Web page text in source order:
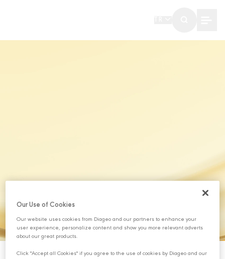
Our Use of Cookies
Our website uses cookies from Diageo and our partners to enhance your
user experience, personalize content and show you more relevant adverts
about our great products.
Click "Accept all Cookies" if you agree to the use of cookies by Diageo and our